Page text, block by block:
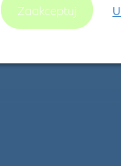
Zaakceptuj